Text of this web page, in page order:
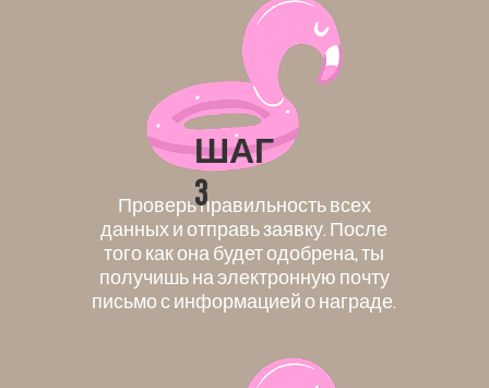
ШАГ
3
Проверь правильность всех
данных и отправь заявку. После
того как она будет одобрена, ты
получишь на электронную почту
письмо с информацией о награде.